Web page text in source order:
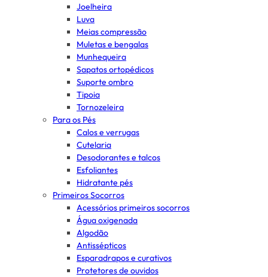
Joelheira
Luva
Meias compressão
Muletas e bengalas
Munhequeira
Sapatos ortopédicos
Suporte ombro
Tipoia
Tornozeleira
Para os Pés
Calos e verrugas
Cutelaria
Desodorantes e talcos
Esfoliantes
Hidratante pés
Primeiros Socorros
Acessórios primeiros socorros
Água oxigenada
Algodão
Antissépticos
Esparadrapos e curativos
Protetores de ouvidos